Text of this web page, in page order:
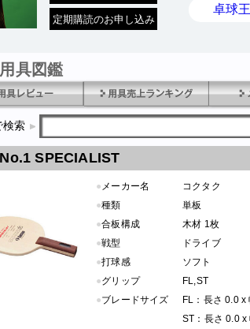
定期購読のお申し込み
卓球
具図鑑
検索
SPECIALIST
● メーカー名
コクタク
●種類
単板
●合板構成
木材 1枚
●戦型
ドライブ
●打球感
ソフト
●グリップ
FL,ST
●ブレードサイズ
FL：長さ 0.0 x
ST：長さ 0.0 x